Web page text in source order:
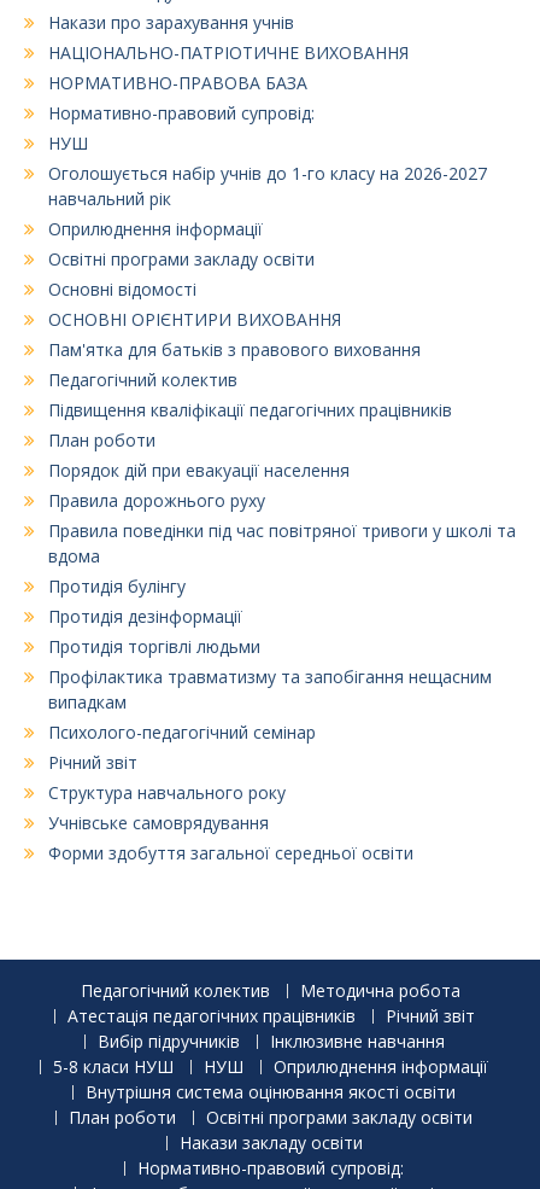
Накази про зарахування учнів
НАЦІОНАЛЬНО-ПАТРІОТИЧНЕ ВИХОВАННЯ
НОРМАТИВНО-ПРАВОВА БАЗА
Нормативно-правовий супровід:
НУШ
Оголошується набір учнів до 1-го класу на 2026-2027
навчальний рік
Оприлюднення інформації
Освітні програми закладу освіти
Основні відомості
ОСНОВНІ ОРІЄНТИРИ ВИХОВАННЯ
Пам'ятка для батьків з правового виховання
Педагогічний колектив
Підвищення кваліфікації педагогічних працівників
План роботи
Порядок дій при евакуації населення
Правила дорожнього руху
Правила поведінки під час повітряної тривоги у школі та
вдома
Протидія булінгу
Протидія дезінформації
Протидія торгівлі людьми
Профілактика травматизму та запобігання нещасним
випадкам
Психолого-педагогічний семінар
Річний звіт
Структура навчального року
Учнівське самоврядування
Форми здобуття загальної середньої освіти
Педагогічний колектив
Методична робота
Атестація педагогічних працівників
Річний звіт
Вибір підручників
Інклюзивне навчання
5-8 класи НУШ
НУШ
Оприлюднення інформації
Внутрішня система оцінювання якості освіти
План роботи
Освітні програми закладу освіти
Накази закладу освіти
Нормативно-правовий супровід: